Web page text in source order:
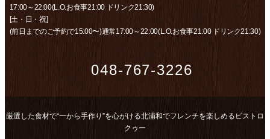
17:00～22:00(L.O.お食事21:00 ドリンク21:30)
[土・日・祝]
(前日までのご予約で15:00〜)通常17:00～22:00(L.O.お食事21:00 ドリンク21:30)
048-767-3226
厳選した食材で“一から手作り”を心がける北浦和でフレンチを楽しめるビストロ
クゥー